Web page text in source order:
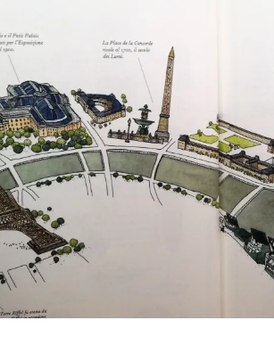
Organizzare un viaggio in
UTILI
[ 14 Settembre 2025 ]
Rifugi e Bivacchi sull’Etna:
PARCHI NATURALI E AREE PICNIC
[ 2 Aprile 2025 ] Escursioni in Sicilia con bambini:
VIAGGI IN SICILIA
[ 17 Settembre 2023 ]
Vendemmia con i bambini
DIDATTICHE
[ 19 Gennaio 2023 ]
Visitare la Fiumara d’Arte
VIAGGI IN SICILIA
[ 20 Marzo 2022 ] Cosa fare in Sicilia con i